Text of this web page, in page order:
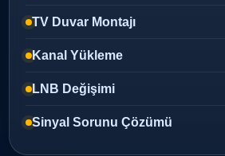
TV Duvar Montajı
Kanal Yükleme
LNB Değişimi
Sinyal Sorunu Çözümü